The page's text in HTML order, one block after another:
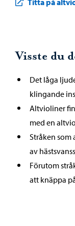
Visste du
Det låga
klingande
Altvioliner
med en
Stråken
av
Förutom
att knäppa